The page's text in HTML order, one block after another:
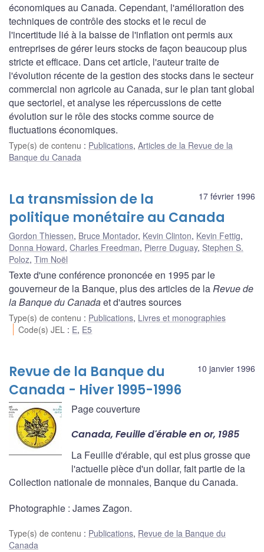
économiques au Canada. Cependant, l'amélioration des
techniques de contrôle des stocks et le recul de
l'incertitude lié à la baisse de l'inflation ont permis aux
entreprises de gérer leurs stocks de façon beaucoup plus
stricte et efficace. Dans cet article, l'auteur traite de
l'évolution récente de la gestion des stocks dans le secteur
commercial non agricole au Canada, sur le plan tant global
que sectoriel, et analyse les répercussions de cette
évolution sur le rôle des stocks comme source de
fluctuations économiques.
Type(s) de contenu : Publications, Articles de la Revue de la
Banque du Canada
17 février 1996
La transmission de la
politique monétaire au Canada
Gordon Thiessen, Bruce Montador, Kevin Clinton, Kevin Fettig,
Donna Howard, Charles Freedman, Pierre Duguay, Stephen S.
Poloz, Tim Noël
Texte d'une conférence prononcée en 1995 par le
gouverneur de la Banque, plus des articles de laRevue de
la Banque du Canadaet d'autres sources
Type(s) de contenu : Publications, Livres et monographies
Code(s) JEL : E, E5
10 janvier 1996
Revue de la Banque du
Canada - Hiver 1995-1996
Page couverture
Canada, Feuille d'érable en or, 1985
La Feuille d'érable, qui est plus grosse que
l'actuelle pièce d'un dollar, fait partie de la
Collection nationale de monnaies, Banque du Canada.
Photographie : James Zagon.
Type(s) de contenu : Publications, Revue de la Banque du
Canada